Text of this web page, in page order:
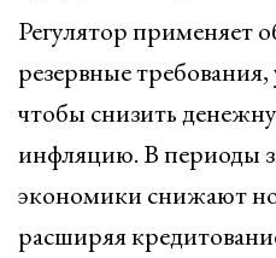
Регулятор применяет
резервные
чтобы снизить
инфляцию. В периоды
экономики снижают
расширяя